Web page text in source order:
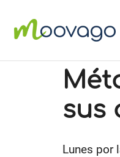
sus
Lunes por